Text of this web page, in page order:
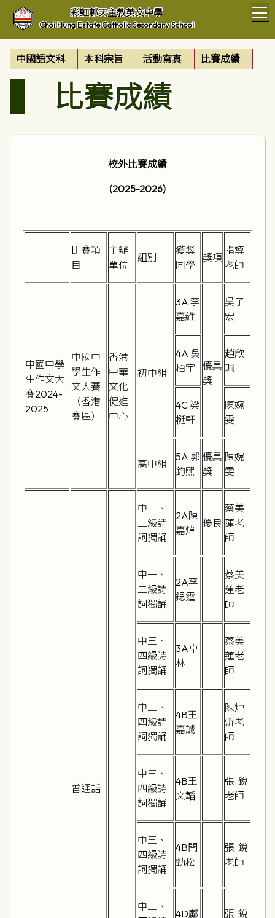
彩虹邨天主教英文中學
Choi Hung Estate Catholic Secondary School
中國語文科 本科宗旨 活動寫真 比賽成績
比賽成績
校外比賽成績
(2025-2026)
比賽項
目
主辦
單位
組別
獲獎
同學
獎項
指導
老師
中國中學
生作文大
賽2024-
2025
中國中
學生作
文大賽
（香港
賽區）
香港
中華
文化
促進
中心
初中組
3A 李
嘉維
優異
獎
吳子
宏
4A 吳
柏宇
趙欣
珮
4C 梁
梃軒
陳婉
雯
高中組
5A 郭
鈞熙
優異
獎
陳婉
雯
普通話
中一、
二級詩
詞獨誦
2A陳
嘉煒
優良
蔡美
蓮老
師
中一、
二級詩
詞獨誦
2A李
鍶霆
蔡美
蓮老
師
中三、
四級詩
詞獨誦
3A卓
林
蔡美
蓮老
師
中三、
四級詩
詞獨誦
4B王
嘉誠
陳焯
炘老
師
中三、
四級詩
詞獨誦
4B王
文韜
張 銳
老師
中三、
四級詩
詞獨誦
4B閆
勁松
張 銳
老師
中三、
4D鄺
張 銳